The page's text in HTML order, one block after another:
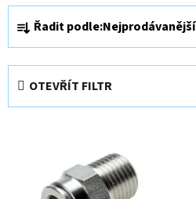
Ř
a
z
e
n
í
Řadit podle:Nejprodávanější
OTEVŘÍT FILTR